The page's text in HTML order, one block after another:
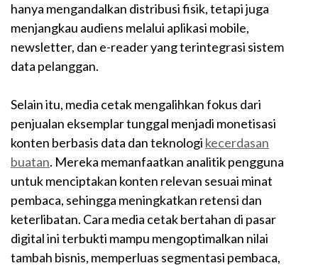
hanya mengandalkan distribusi fisik, tetapi juga
menjangkau audiens melalui aplikasi mobile,
newsletter, dan e-reader yang terintegrasi sistem
data pelanggan.
Selain itu, media cetak mengalihkan fokus dari
penjualan eksemplar tunggal menjadi monetisasi
konten berbasis data dan teknologi kecerdasan
buatan. Mereka memanfaatkan analitik pengguna
untuk menciptakan konten relevan sesuai minat
pembaca, sehingga meningkatkan retensi dan
keterlibatan. Cara media cetak bertahan di pasar
digital ini terbukti mampu mengoptimalkan nilai
tambah bisnis, memperluas segmentasi pembaca,